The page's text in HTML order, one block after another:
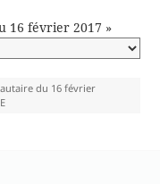
16 février 2017 »
du 16 février